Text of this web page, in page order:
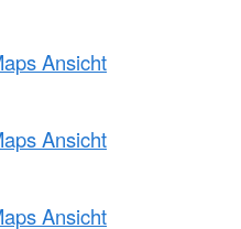
Ansicht
Ansicht
Ansicht